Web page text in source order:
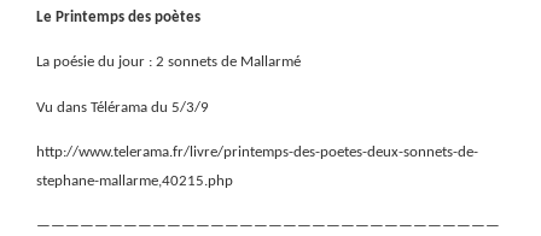
Le Printemps des poètes
La poésie du jour : 2 sonnets de Mallarmé
Vu dans Télérama du 5/3/9
http://www.telerama.fr/livre/printemps-des-poetes-deux-sonnets-de-
stephane-mallarme,40215.php
————————————————————————————————